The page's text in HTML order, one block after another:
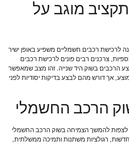
מוגב על
לרכישת רכבים חשמליים משפיע באופן ישיר
צרכנים רבים פונים לרכישת רכבים
הרכבים בשוק היד שנייה. זהו מצב שמאפשר
אך דורש מהם לבצע בדיקות יסודיות לפני
הרכב החשמלי
לצפות להמשך הצמיחה בשוק הרכב החשמלי
רגולציות משתנות ותמיכה ממשלתית,